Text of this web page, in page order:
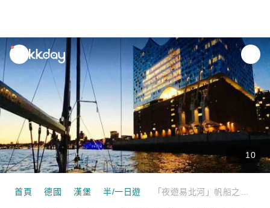
unread
notifications
10
首頁 德國 漢堡 半/一日遊